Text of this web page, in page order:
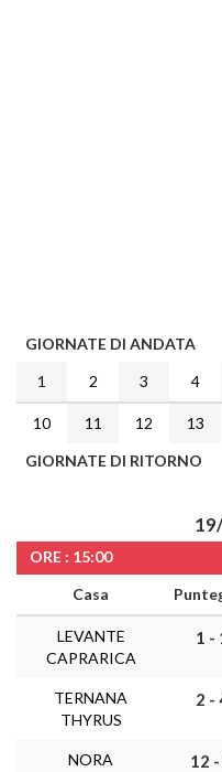
GIORNATE DI ANDATA
1
2 3 4
10 11 12 13
GIORNATE DI RITORNO
ORE : 15:00
Casa
LEVANTE
CAPRARICA
1 -
TERNANA
THYRUS
2 -
NORA 12 -